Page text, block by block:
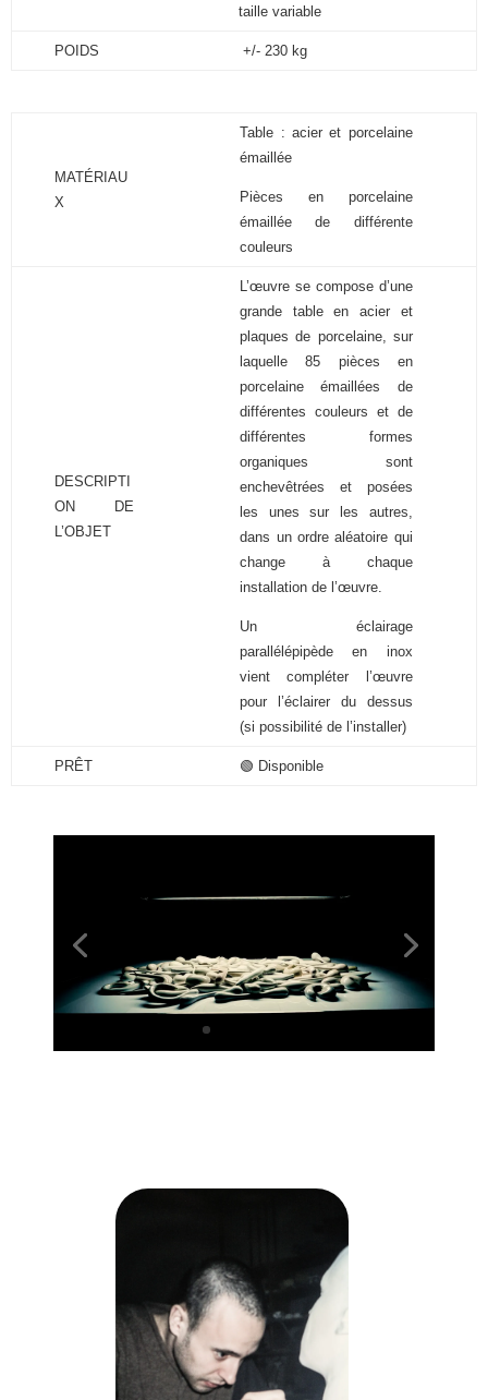
taille variable
POIDS +/- 230 kg
MATÉRIAU
X
Table : acier et porcelaine
émaillée
Pièces en porcelaine
émaillée de différente
couleurs
DESCRIPTI
ON DE
L’OBJET
L’œuvre se compose d’une
grande table en acier et
plaques de porcelaine, sur
laquelle 85 pièces en
porcelaine émaillées de
différentes couleurs et de
différentes formes
organiques sont
enchevêtrées et posées
les unes sur les autres,
dans un ordre aléatoire qui
change à chaque
installation de l’œuvre.
Un éclairage
parallélépipède en inox
vient compléter l’œuvre
pour l’éclairer du dessus
(si possibilité de l’installer)
PRÊT 🟢 Disponible